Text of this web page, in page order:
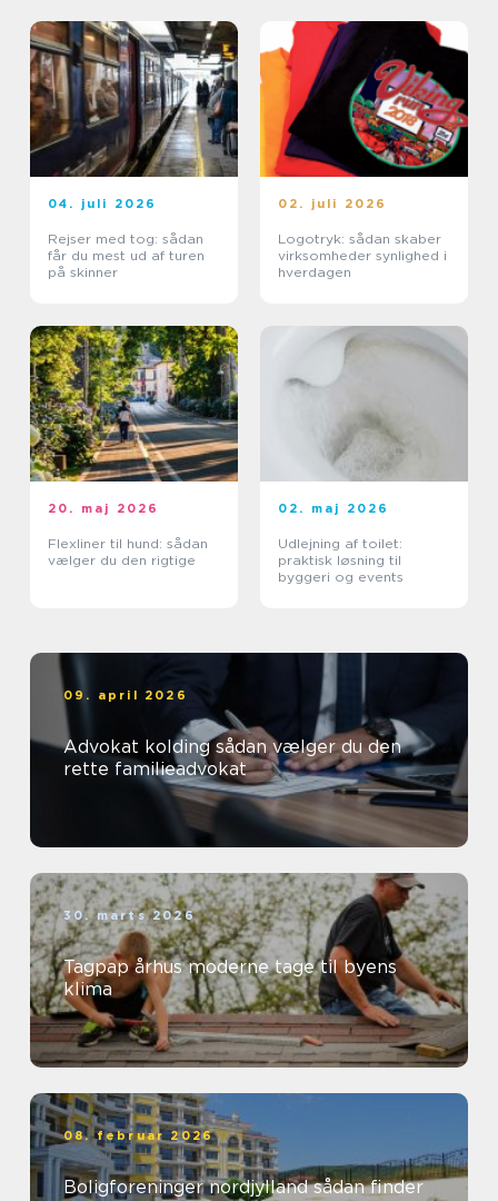
04. juli 2026
Rejser med tog: sådan
får du mest ud af turen
på skinner
02. juli 2026
Logotryk: sådan skaber
virksomheder synlighed i
hverdagen
20. maj 2026
Flexliner til hund: sådan
vælger du den rigtige
02. maj 2026
Udlejning af toilet:
praktisk løsning til
byggeri og events
09. april 2026
Advokat kolding sådan vælger du den
rette familieadvokat
30. marts 2026
Tagpap århus moderne tage til byens
klima
08. februar 2026
Boligforeninger nordjylland sådan finder